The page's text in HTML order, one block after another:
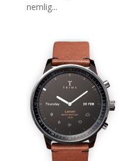
nemlig...